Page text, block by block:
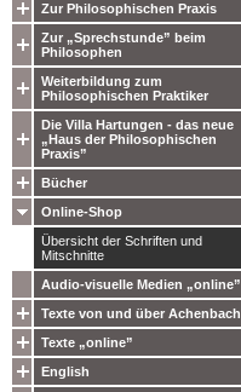
Zur Philosophischen Praxis
Zur „Sprechstunde” beim
Philosophen
Weiterbildung zum
Philosophischen Praktiker
Die Villa Hartungen - das neue
„Haus der Philosophischen
Praxis”
Bücher
Online-Shop
Übersicht der Schriften und
Mitschnitte
Audio-visuelle Medien „online”
Texte von und über Achenbach
Texte „online”
English